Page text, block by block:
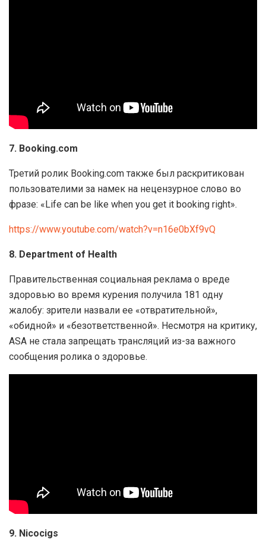
7. Booking.com
Третий ролик Booking.com также был раскритикован
пользователими за намек на нецензурное слово во
фразе: «Life can be like when you get it booking right».
https://www.youtube.com/watch?v=n16e0bXf9vQ
8. Department of Health
Правительственная социальная реклама о вреде
здоровью во время курения получила 181 одну
жалобу: зрители назвали ее «отвратительной»,
«обидной» и «безответственной». Несмотря на критику,
ASA не стала запрещать трансляций из-за важного
сообщения ролика о здоровье.
9. Nicocigs